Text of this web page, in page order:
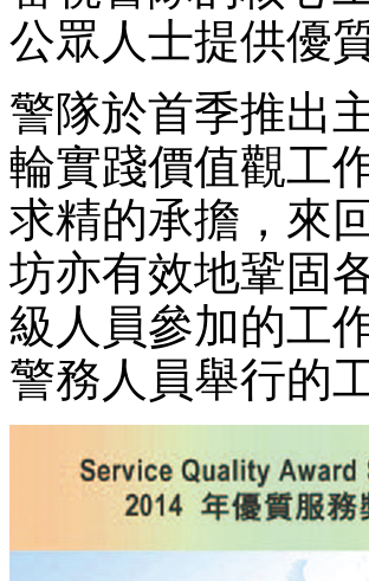
公眾人士提供優
警隊於首季推出
輪實踐價值觀工
求精的承擔，來
坊亦有效地鞏固
級人員參加的工
警務人員舉行的